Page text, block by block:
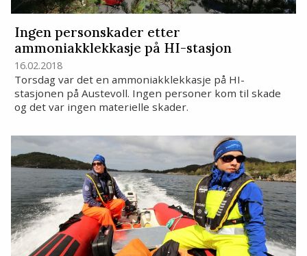
Ingen personskader etter
ammoniakklekkasje på HI-stasjon
16.02.2018
Torsdag var det en ammoniakklekkasje på HI-
stasjonen på Austevoll. Ingen personer kom til skade
og det var ingen materielle skader.